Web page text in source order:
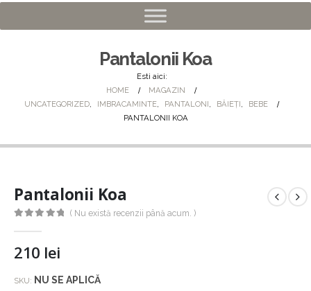
Pantalonii Koa
Esti aici:
HOME
MAGAZIN
UNCATEGORIZED, IMBRACAMINTE, PANTALONI, BĂIEȚI,
BEBE
PANTALONII KOA
Pantalonii Koa
( Nu există recenzii până acum. )
210 lei
SKU: NU SE APLICĂ